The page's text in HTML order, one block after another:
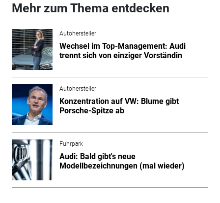
Mehr zum Thema entdecken
Autohersteller
Wechsel im Top-Management: Audi
trennt sich von einziger Vorständin
Autohersteller
Konzentration auf VW: Blume gibt
Porsche-Spitze ab
Fuhrpark
Audi: Bald gibt's neue
Modellbezeichnungen (mal wieder)